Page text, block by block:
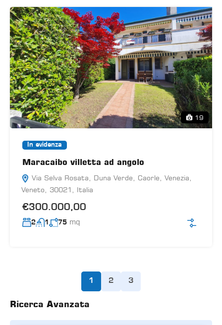
19
In evidenza
Maracaibo villetta ad angolo
Via Selva Rosata, Duna Verde, Caorle, Venezia,
Veneto, 30021, Italia
€300.000,00
2 1 75 mq
1 2 3
Ricerca Avanzata